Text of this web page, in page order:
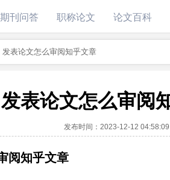
期刊问答 职称论文 论文百科
发表论文怎么审阅知乎文章
发表论文怎么审阅
发布时间：2023-12-12 04:58:09
阅知乎文章